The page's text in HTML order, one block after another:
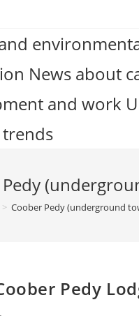
News about
and work
> Coober Pedy (underground
Pedy